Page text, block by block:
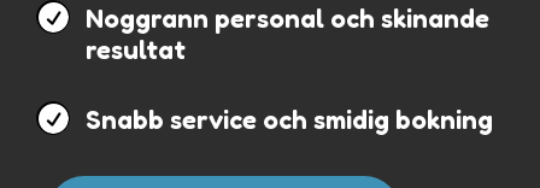
 Noggrann personal och skinande
resultat
 Snabb service och smidig bokning